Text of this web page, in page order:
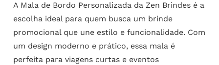
A Mala de Bordo Personalizada da Zen Brindes é a
escolha ideal para quem busca um brinde
promocional que une estilo e funcionalidade. Com
um design moderno e prático, essa mala é
perfeita para viagens curtas e eventos